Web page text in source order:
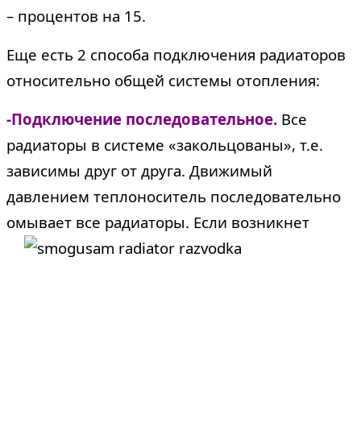
– процентов на 15.
Еще есть 2 способа подключения радиаторов
относительно общей системы отопления:
-Подключение последовательное. Все
радиаторы в системе «закольцованы», т.е.
зависимы друг от друга. Движимый
давлением теплоноситель последовательно
омывает все радиаторы. Если возникнет